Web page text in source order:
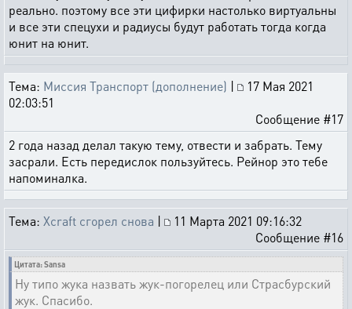
реально. поэтому все эти цифирки настолько виртуальны
и все эти спецухи и радиусы будут работать тогда когда
юнит на юнит.
Тема: Миссия Транспорт (дополнение) |
17 Мая 2021
02:03:51
Сообщение #17
2 года назад делал такую тему, отвести и забрать. Тему
засрали. Есть передислок пользуйтесь. Рейнор это тебе
напоминалка.
Тема: Xcraft сгорел снова |
11 Марта 2021 09:16:32
Сообщение #16
Цитата: Sansa
Ну типо жука назвать жук-погорелец или Страсбурский
жук. Спасибо.